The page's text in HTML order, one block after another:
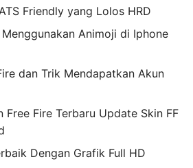
Friendly yang Lolos HRD
Animoji di Iphone
dan Trik Mendapatkan Akun
Free Fire Terbaru Update Skin FF
Dengan Grafik Full HD